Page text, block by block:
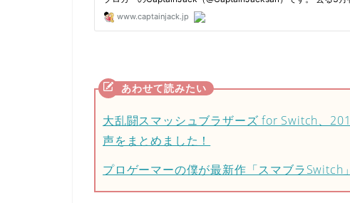
大乱闘スマッシュブラザーズ for Switch、
声をまとめました！
プロゲーマーの僕が最新作「スマブラ